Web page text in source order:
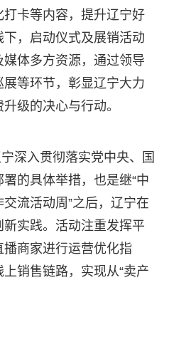
卡等内容，提升辽宁好
，启动仪式及展销活动
体多方资源，通过领导
等环节，彰显辽宁大力
级的决心与行动。
深入贯彻落实党中央、国
的具体举措，也是继“中
流活动周”之后，辽宁在
实践。活动注重发挥平
商家进行运营优化指
销售链路，实现从“卖产